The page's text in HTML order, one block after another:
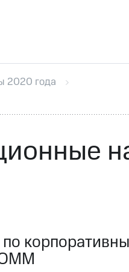
КонтактыНовости
Информация
Описание
2020 года